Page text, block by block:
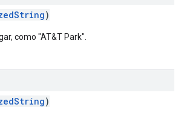
)
como "AT&T Park".
)